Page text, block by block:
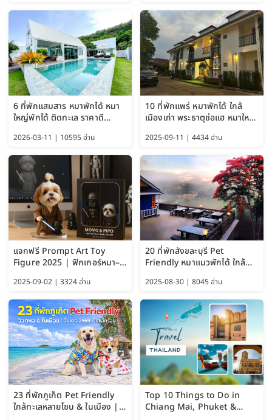
6 ที่พักแสมสาร หมาพักได้ หมา
ใหญ่พักได้ ติดทะเล ราคาดี
2026-03-11 | 10595 อ่าน
10 ที่พักแพร่ หมาพักได้ ใกล้
เมืองเก่า พระธาตุช่อแฮ หมาใหญ่
2025-09-11 | 4434 อ่าน
แจกฟรี Prompt Art Toy
Figure 2025 | ฟิกเกอร์หมา–
ChatGPT และ Gemini
2025-09-02 | 3324 อ่าน
20 ที่พักสังขละบุรี Pet
Friendly หมาแมวพักได้ ใกล้
2025-08-30 | 8045 อ่าน
23 ที่พักภูเก็ต Pet Friendly
ใกล้ทะเลหลายโซน & ในเมือง |
Top 10 Things to Do in
Chiang Mai, Phuket &